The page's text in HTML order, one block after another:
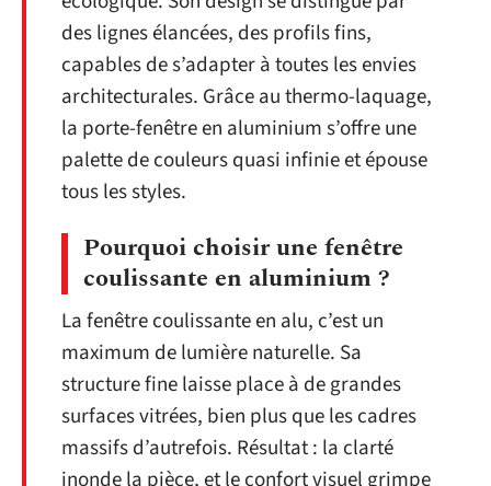
des lignes élancées, des profils fins,
capables de s’adapter à toutes les envies
architecturales. Grâce au thermo-laquage,
la porte-fenêtre en aluminium s’offre une
palette de couleurs quasi infinie et épouse
tous les styles.
Pourquoi choisir une fenêtre
coulissante en aluminium ?
La fenêtre coulissante en alu, c’est un
maximum de lumière naturelle. Sa
structure fine laisse place à de grandes
surfaces vitrées, bien plus que les cadres
massifs d’autrefois. Résultat : la clarté
inonde la pièce, et le confort visuel grimpe